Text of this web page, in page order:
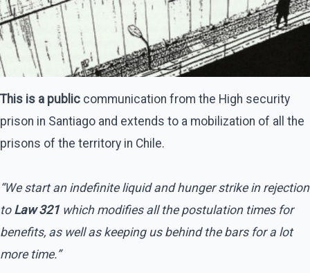
This is a public communication from the High security
prison in Santiago and extends to a mobilization of all the
prisons of the territory in Chile.
“We start an indefinite liquid and hunger strike in rejection
to Law 321 which modifies all the postulation times for
benefits, as well as keeping us behind the bars for a lot
more time.”